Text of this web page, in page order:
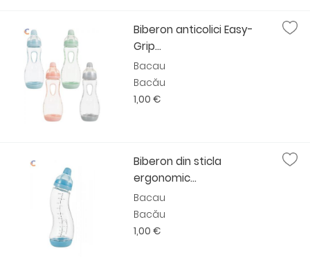
Biberon anticolici Easy-
Grip...
Bacau
Bacău
1,00 €
Biberon din sticla
ergonomic...
Bacau
Bacău
1,00 €